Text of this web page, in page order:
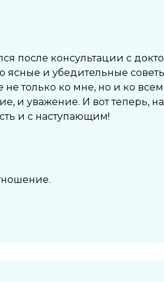
после консультации с
ясные и убедительные
только ко мне, но и ко
и уважение. И вот теперь,
и с наступающим!